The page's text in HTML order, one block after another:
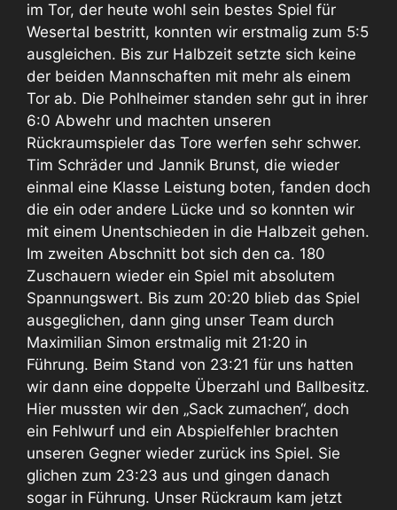
im Tor, der heute wohl sein bestes Spiel für
Wesertal bestritt, konnten wir erstmalig zum 5:5
ausgleichen. Bis zur Halbzeit setzte sich keine
der beiden Mannschaften mit mehr als einem
Tor ab. Die Pohlheimer standen sehr gut in ihrer
6:0 Abwehr und machten unseren
Rückraumspieler das Tore werfen sehr schwer.
Tim Schräder und Jannik Brunst, die wieder
einmal eine Klasse Leistung boten, fanden doch
die ein oder andere Lücke und so konnten wir
mit einem Unentschieden in die Halbzeit gehen.
Im zweiten Abschnitt bot sich den ca. 180
Zuschauern wieder ein Spiel mit absolutem
Spannungswert. Bis zum 20:20 blieb das Spiel
ausgeglichen, dann ging unser Team durch
Maximilian Simon erstmalig mit 21:20 in
Führung. Beim Stand von 23:21 für uns hatten
wir dann eine doppelte Überzahl und Ballbesitz.
Hier mussten wir den „Sack zumachen“, doch
ein Fehlwurf und ein Abspielfehler brachten
unseren Gegner wieder zurück ins Spiel. Sie
glichen zum 23:23 aus und gingen danach
sogar in Führung. Unser Rückraum kam jetzt